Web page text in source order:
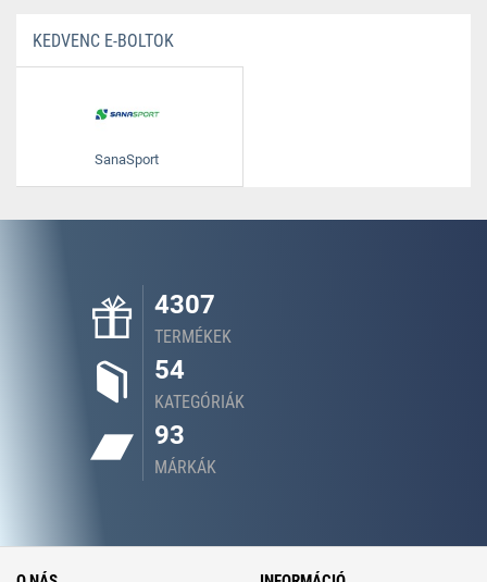
KEDVENC E-BOLTOK
SanaSport
4307
TERMÉKEK
54
KATEGÓRIÁK
93
MÁRKÁK